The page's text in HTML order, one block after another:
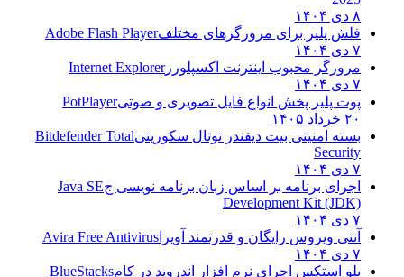
۸ دی ۱۴۰۴
فلش پلیر برای مرورگرهای مختلفAdobe Flash Player
۷ دی ۱۴۰۴
مرورگر محبوب اینترنت اکسپلوررInternet Explorer
۷ دی ۱۴۰۴
پوت پلیر پخش انواع فایل تصویری و صوتیPotPlayer
۲۰ خرداد ۱۴۰۵
بسته امنیتی بیت دیفندر توتال سکوریتیBitdefender Total
Security
۷ دی ۱۴۰۴
اجرای برنامه بر اساس زبان برنامه نویسی جJava SE
Development Kit (JDK)
۷ دی ۱۴۰۴
آنتی ویروس رایگان و قدرتمند آویرا Avira Free Antivirus
۷ دی ۱۴۰۴
بلو استکس اجرای نرم افزار اندروید در کامBlueStacks